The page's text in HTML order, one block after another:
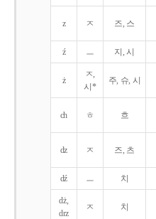
z ㅈ 즈, 스
ź ㅡ 지, 시
ż
ㅈ,
시*
주, 슈, 시
ch ㅎ 흐
dz ㅈ 즈, 츠
dź ㅡ 치
dż,
drz
ㅈ 치